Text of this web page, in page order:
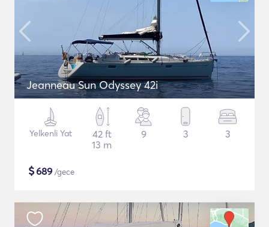
Jeanneau Sun Odyssey 42i
Yelkenli Yat
42 ft
13 m
9 3 3
$689 /gece